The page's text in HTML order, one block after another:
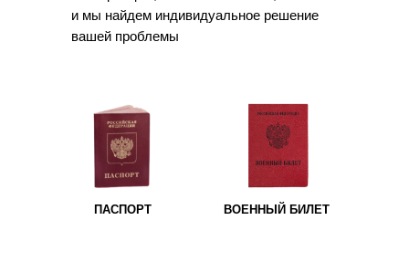
и мы найдем индивидуальное решение
вашей проблемы
ПАСПОРТ ВОЕННЫЙ БИЛЕТ